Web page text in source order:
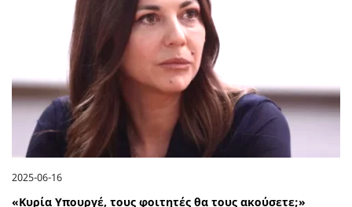
2025-06-16
«Κυρία Υπουργέ, τους φοιτητές θα τους ακούσετε;»